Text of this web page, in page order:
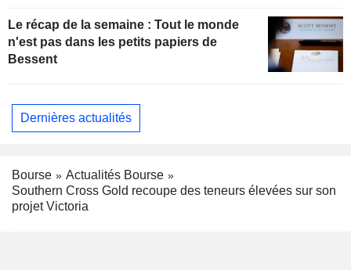
Le récap de la semaine : Tout le monde
n'est pas dans les petits papiers de
Bessent
Dernières actualités
Bourse
Actualités Bourse
Southern Cross Gold recoupe des teneurs élevées sur son
projet Victoria